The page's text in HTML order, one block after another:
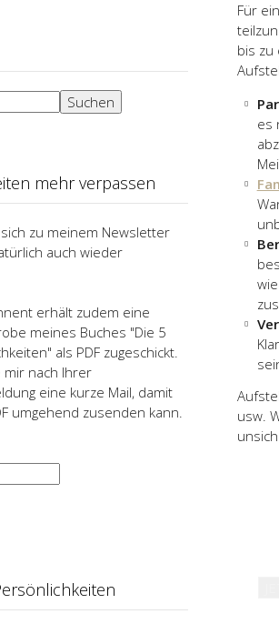
Für
bis zu
es
usw.
Suchen
mehr verpassen
zu meinem Newsletter
auch wieder
erhält zudem eine
meines Buches "Die 5
als PDF zugeschickt.
mir nach Ihrer
eine kurze Mail, damit
umgehend zusenden kann.